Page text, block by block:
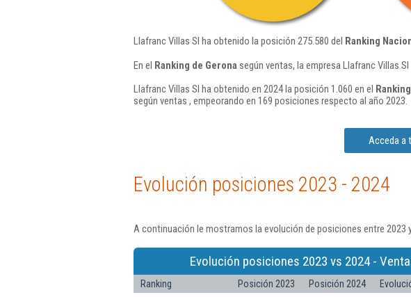
Llafranc Villas Sl ha obtenido la posición 275.580 del Ranking
En el Ranking de Gerona según ventas, la empresa Llafranc Villas
Llafranc Villas Sl ha obtenido en 2024 la posición 1.060 en el
según ventas , empeorando en 169 posiciones respecto al año 2023.
Acceda a
Evolución posiciones 2023 - 2024
A continuación le mostramos la evolución de posiciones entre 2023
Evolución posiciones 2023 vs 2024 -
Ranking Posición 2023 Posición 2024